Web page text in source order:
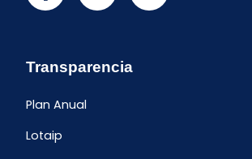
Transparencia
Plan Anual
Lotaip